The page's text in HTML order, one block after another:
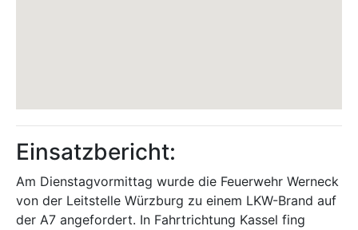
Einsatzbericht:
Am Dienstagvormittag wurde die Feuerwehr Werneck
von der Leitstelle Würzburg zu einem LKW-Brand auf
der A7 angefordert. In Fahrtrichtung Kassel fing